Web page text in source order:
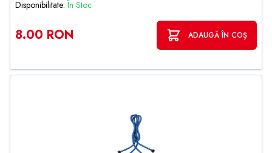
Disponibilitate:În Stoc
8.00 RON ADAUGĂ ÎN COȘ